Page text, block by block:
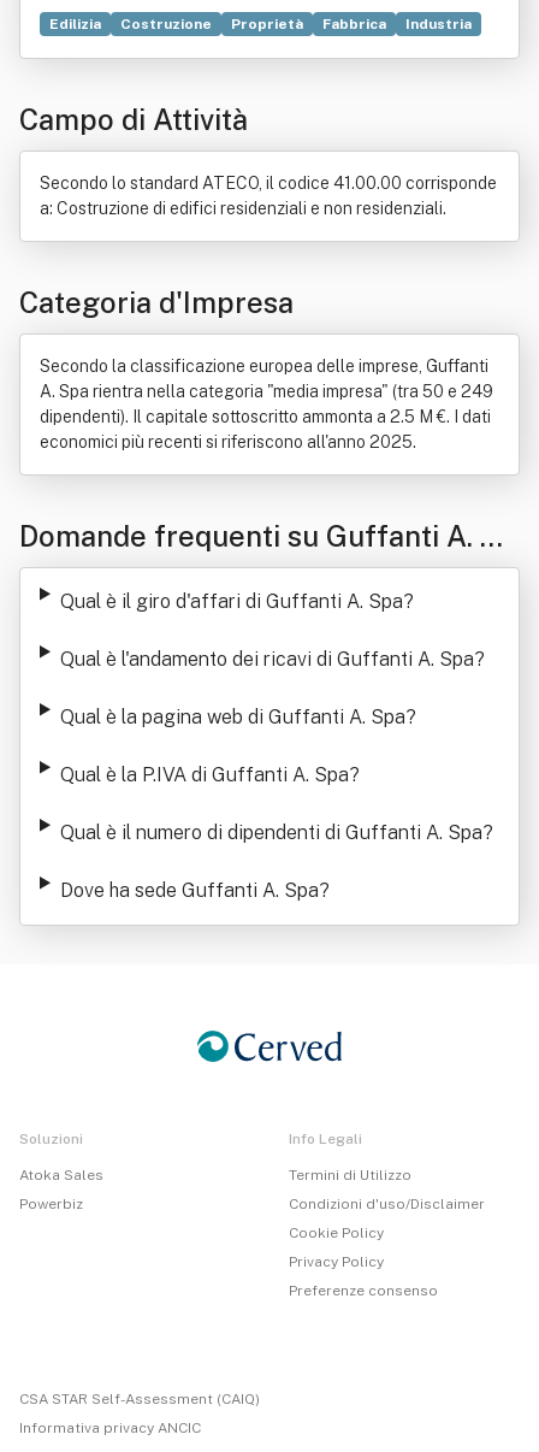
Edilizia Costruzione Proprietà Fabbrica
Industria
Calore
Compravendita
Locazione
Campo di Attività
Secondo lo standard ATECO, il codice 41.00.00 corrisponde
a: Costruzione di edifici residenziali e non residenziali.
Categoria d'Impresa
Secondo la classificazione europea delle imprese, Guffanti
A. Spa rientra nella categoria "media impresa" (tra 50 e 249
dipendenti). Il capitale sottoscritto ammonta a 2.5 M €. I dati
economici più recenti si riferiscono all'anno 2025.
Domande frequenti su Guffanti A. Sp
a
Qual è il giro d'affari di Guffanti A. Spa?
Qual è l'andamento dei ricavi di Guffanti A. Spa?
Qual è la pagina web di Guffanti A. Spa?
Qual è la P.IVA di Guffanti A. Spa?
Qual è il numero di dipendenti di Guffanti A. Spa?
Dove ha sede Guffanti A. Spa?
Soluzioni
Atoka Sales
Powerbiz
Info Legali
Termini di Utilizzo
Condizioni d'uso/Disclaimer
Cookie Policy
Privacy Policy
Preferenze consenso
CSA STAR Self-Assessment (CAIQ)
Informativa privacy ANCIC